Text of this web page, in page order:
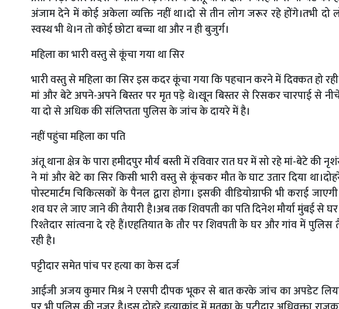
अंजाम देने में कोई अकेला व्यक्ति नहीं था।दो से तीन लोग जरूर रहे होंगे।तभी दो
स्वस्थ भी थे।न तो कोई छोटा बच्चा था और न ही बुजुर्ग।
महिला का भारी वस्तु से कूंचा गया था सिर
भारी वस्तु से महिला का सिर इस कदर कूंचा गया कि पहचान करने में दिक्कत हो
मां और बेटे अपने-अपने बिस्तर पर मृत पड़े थे।खून बिस्तर से रिसकर चारपाई से
या दो से अधिक की संलिप्तता पुलिस के जांच के दायरे में है।
नहीं पहुंचा महिला का पति
अंतू थाना क्षेत्र के पारा हमीदपुर मौर्य बस्ती में रविवार रात घर में सो रहे मां-बेटे
ने मां और बेटे का सिर किसी भारी वस्तु से कूंचकर मौत के घाट उतार दिया
पोस्टमार्टम चिकित्सकों के पैनल द्वारा होगा। इसकी वीडियोग्राफी भी कराई
शव घर ले जाए जाने की तैयारी है।अब तक शिवपती का पति दिनेश मौर्या मुंबई से
रिश्तेदार सांत्वना दे रहे हैं।एहतियात के तौर पर शिवपती के घर और गांव में
रही है।
पट्टीदार समेत पांच पर हत्या का केस दर्ज
आईजी अजय कुमार मिश्र ने एसपी दीपक भूकर से बात करके जांच का अपडेट